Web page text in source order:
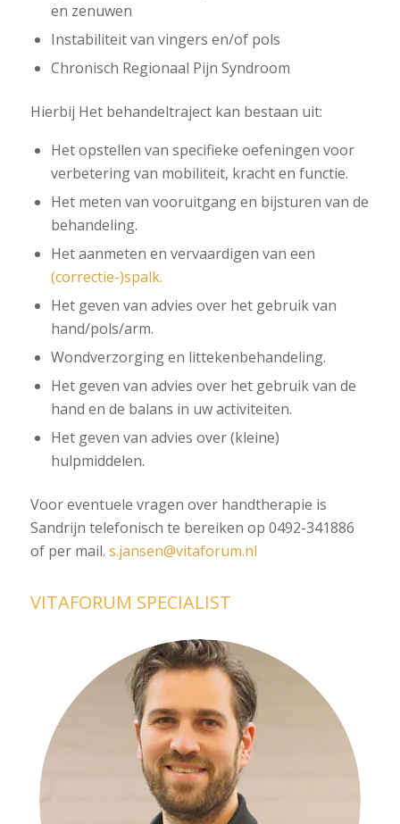
en zenuwen
Instabiliteit van vingers en/of pols
Chronisch Regionaal Pijn Syndroom
Hierbij Het behandeltraject kan bestaan uit:
Het opstellen van specifieke oefeningen voor
verbetering van mobiliteit, kracht en functie.
Het meten van vooruitgang en bijsturen van de
behandeling.
Het aanmeten en vervaardigen van een
(correctie-)spalk.
Het geven van advies over het gebruik van
hand/pols/arm.
Wondverzorging en littekenbehandeling.
Het geven van advies over het gebruik van de
hand en de balans in uw activiteiten.
Het geven van advies over (kleine)
hulpmiddelen.
Voor eventuele vragen over handtherapie is
Sandrijn telefonisch te bereiken op 0492-341886
of per mail. s.jansen@vitaforum.nl
VITAFORUM SPECIALIST